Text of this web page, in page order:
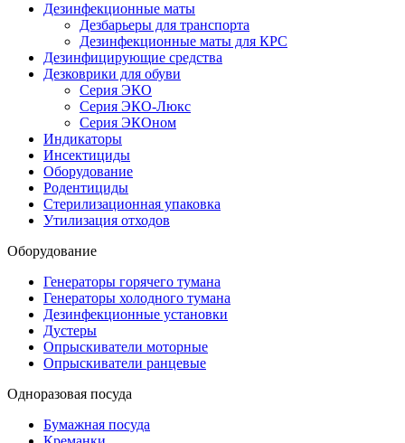
Дезинфекционные маты
Дезбарьеры для транспорта
Дезинфекционные маты для КРС
Дезинфицирующие средства
Дезковрики для обуви
Серия ЭКО
Серия ЭКО-Люкс
Серия ЭКОном
Индикаторы
Инсектициды
Оборудование
Родентициды
Стерилизационная упаковка
Утилизация отходов
Оборудование
Генераторы горячего тумана
Генераторы холодного тумана
Дезинфекционные установки
Дустеры
Опрыскиватели моторные
Опрыскиватели ранцевые
Одноразовая посуда
Бумажная посуда